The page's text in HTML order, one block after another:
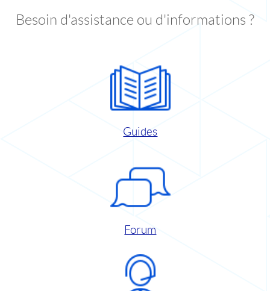
Besoin d'assistance ou d'informations ?
Guides
Forum